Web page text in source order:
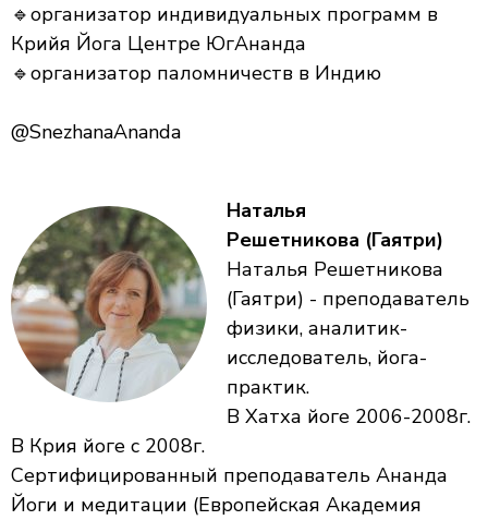
🔹организатор индивидуальных программ в
Крийя Йога Центре ЮгАнанда
🔹организатор паломничеств в Индию
@SnezhanaAnanda
Наталья
Решетникова (Гаятри)
Наталья Решетникова
(Гаятри) - преподаватель
физики, аналитик-
исследователь, йога-
практик.
В Хатха йоге 2006-2008г.
В Крия йоге с 2008г.
Сертифицированный преподаватель Ананда
Йоги и медитации (Европейская Академия